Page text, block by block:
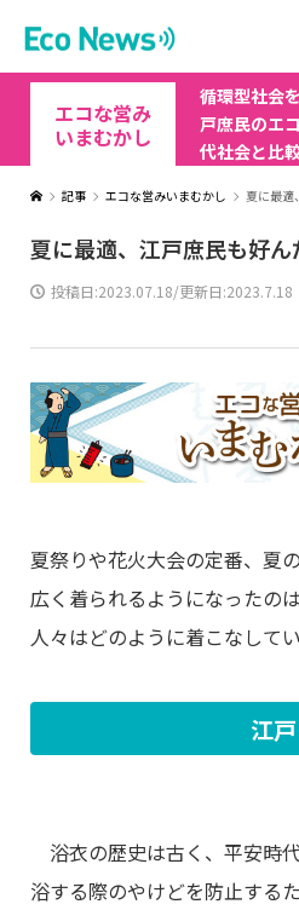
エコな営み
いまむかし
循環型社会
戸庶民のエ
代社会と比
記事 エコな営みいまむかし 夏に最適
夏に最適、江戸庶民も好ん
投稿日:2023.07.18/更新日:2023.7.18
夏祭りや花火大会の定番、夏
広く着られるようになったの
人々はどのように着こなして
江戸
浴衣の歴史は古く、平安時
浴する際のやけどを防止する